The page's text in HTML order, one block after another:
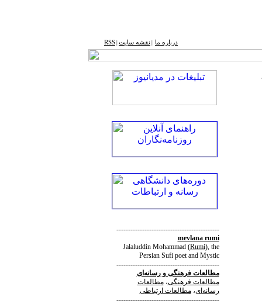
درباره ما نقشه ‌سایت RSS
--------------------------------------------
mevlana rumi
Jalaluddin Mohammad(Rumi), the
Persian Sufi poet and Mystic
--------------------------------------------
مطالعات فرهنگیورسانه‌ای
مطالعات فرهنگی،مطالعات
رسانه‌ای،مطالعات ارتباطی
--------------------------------------------